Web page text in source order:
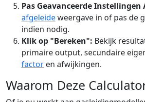
Pas Geavanceerde Instellingen
afgeleideweergave in of pas de
indien nodig.
Klik op "Bereken": Bekijk
primaire output, secundaire
factor en afwijkingen.
Waarom Deze